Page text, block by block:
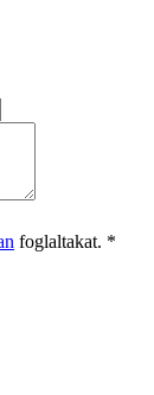
foglaltakat. *